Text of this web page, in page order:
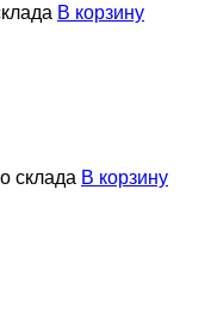
В корзину
склада В корзину